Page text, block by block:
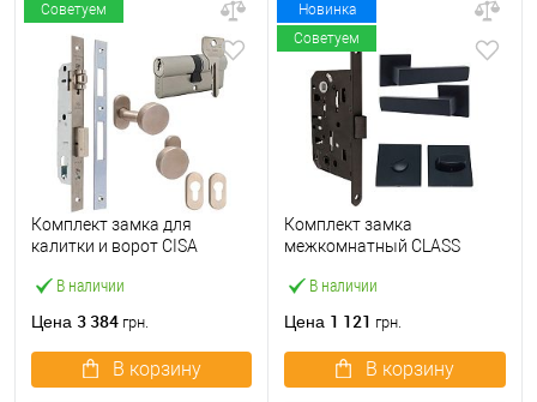
Советуем
В наличии
Комплект замка для
калитки и ворот CISA
40×40) с цилиндром 60 мм
Цена 3 384 грн.
В корзину
Новинка
Советуем
В наличии
Комплект замка
межкомнатный CLASS
WC с ручками и воротком
Цена 1 121 грн.
В корзину